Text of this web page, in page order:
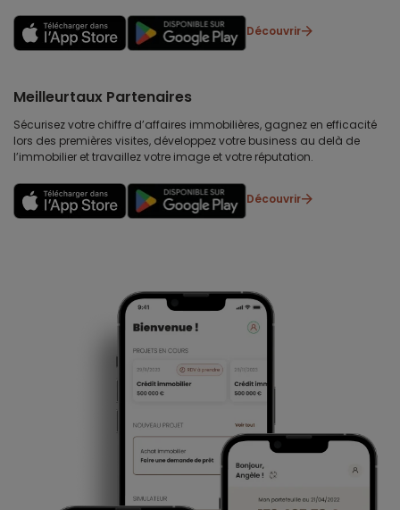
Découvrir
Meilleurtaux Partenaires
Sécurisez votre chiffre d’affaires immobilières, gagnez en efficacité
lors des premières visites, développez votre business au delà de
l’immobilier et travaillez votre image et votre réputation.
Découvrir